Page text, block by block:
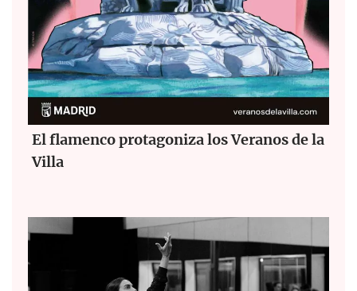
El flamenco protagoniza los Veranos de la
Villa